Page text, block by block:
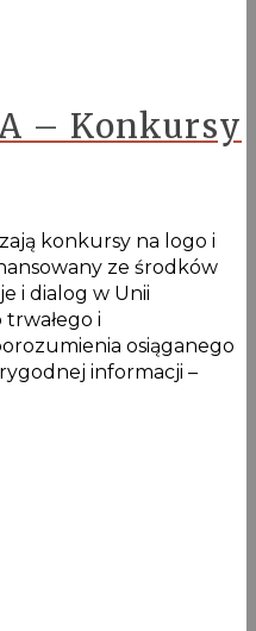
– Konkursy
konkursy na logo i
ze środków
i dialog w Unii
i
osiąganego
informacji –